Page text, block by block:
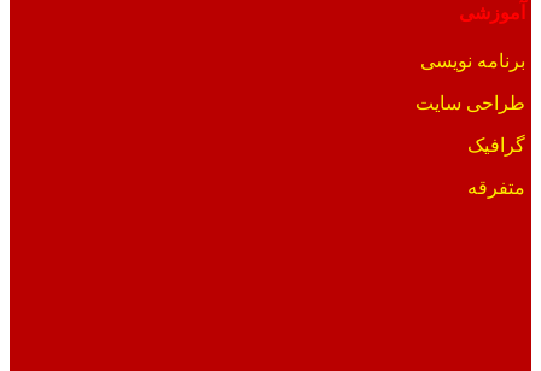
آموزشی
برنامه نویسی
طراحی سایت
گرافیک
متفرقه